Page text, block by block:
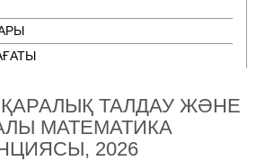
ТАЛДАУ ЖӘНЕ
МАТЕМАТИКА
2026